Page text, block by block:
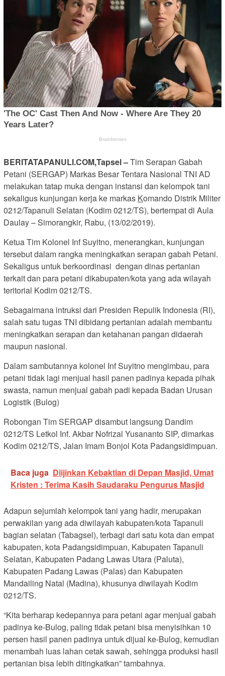
BERITATAPANULI.COM,Tapsel –Tim Serapan Gabah
Petani (SERGAP) Markas Besar Tentara Nasional TNI AD
melakukan tatap muka dengan instansi dan kelompok tani
sekaligus kunjungan kerja ke markas Komando Distrik Militer
0212/Tapanuli Selatan (Kodim 0212/TS), bertempat di Aula
Daulay – Simorangkir, Rabu, (13/02/2019).
Ketua Tim Kolonel Inf Suyitno, menerangkan, kunjungan
tersebut dalam rangka meningkatkan serapan gabah Petani.
Sekaligus untuk berkoordinasi dengan dinas pertanian
terkait dan para petani dikabupaten/kota yang ada wilayah
teritorial Kodim 0212/TS.
Sebagaimana intruksi dari Presiden Repulik Indonesia (RI),
salah satu tugas TNI dibidang pertanian adalah membantu
meningkatkan serapan dan ketahanan pangan didaerah
maupun nasional.
Dalam sambutannya kolonel Inf Suyitno mengimbau, para
petani tidak lagi menjual hasil panen padinya kepada pihak
swasta, namun menjual gabah padi kepada Badan Urusan
Logistik (Bulog)
Robongan Tim SERGAP disambut langsung Dandim
0212/TS Letkol Inf. Akbar Nofrizal Yusananto SIP, dimarkas
Kodim 0212/TS, Jalan Imam Bonjol Kota Padangsidimpuan.
Baca juga Diijinkan Kebaktian di Depan Masjid, Umat
Kristen : Terima Kasih Saudaraku Pengurus Masjid
Adapun sejumlah kelompok tani yang hadir, merupakan
perwakilan yang ada diwilayah kabupaten/kota Tapanuli
bagian selatan (Tabagsel), terbagi dari satu kota dan empat
kabupaten, kota Padangsidimpuan, Kabupaten Tapanuli
Selatan, Kabupaten Padang Lawas Utara (Paluta),
Kabupaten Padang Lawas (Palas) dan Kabupaten
Mandailing Natal (Madina), khusunya diwilayah Kodim
0212/TS.
“Kita berharap kedepannya para petani agar menjual gabah
padinya ke-Bulog, paling tidak petani bisa menyisihkan 10
persen hasil panen padinya untuk dijual ke-Bulog, kemudian
menambah luas lahan cetak sawah, sehingga produksi hasil
pertanian bisa lebih ditingkatkan” tambahnya.